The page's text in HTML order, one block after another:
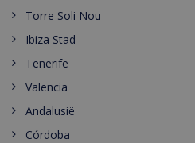
Torre Soli Nou
Ibiza Stad
Tenerife
Valencia
Andalusië
Córdoba